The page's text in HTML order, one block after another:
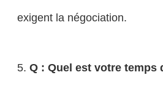
exigent la négociation.
5. Q : Quel est votre temps